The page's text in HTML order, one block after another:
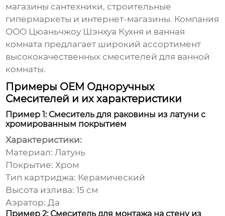
магазины сантехники, строительные
гипермаркеты и интернет-магазины. Компания
ООО Цюаньчжоу Шэнхуа Кухня и ванная
комната предлагает широкий ассортимент
высококачественных смесителей для ванной
комнаты.
Примеры OEM Одноручных
Смесителей и их характеристики
Пример 1: Смеситель для раковины из латуни с
хромированным покрытием
Характеристики:
Материал: Латунь
Покрытие: Хром
Тип картриджа: Керамический
Высота излива: 15 см
Аэратор: Да
Пример 2: Смеситель для монтажа на стену из